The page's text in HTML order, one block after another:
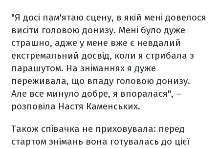
"Я досі пам'ятаю сцену, в якій мені довелося
висіти головою донизу. Мені було дуже
страшно, адже у мене вже є невдалий
екстремальний досвід, коли я стрибала з
парашутом. На зніманнях я дуже
переживала, що впаду головою донизу.
Але все минуло добре, я впоралася", –
розповіла Настя Каменських.
Також співачка не приховувала: перед
стартом знімань вона готувалась до цієї